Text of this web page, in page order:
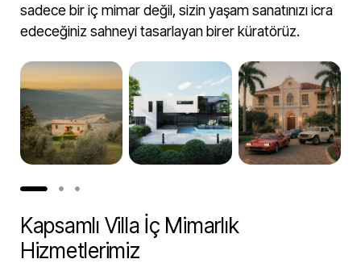
sadece bir iç mimar değil, sizin yaşam sanatınızı icra
edeceğiniz sahneyi tasarlayan birer küratörüz.
Kapsamlı Villa İç Mimarlık
Hizmetlerimiz